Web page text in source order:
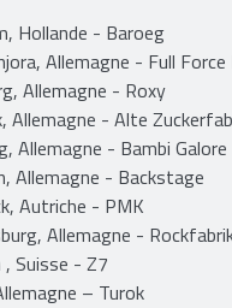
Hollande - Baroeg
Allemagne - Full
Allemagne - Roxy
Allemagne - Alte
Allemagne - Bambi Galore
Allemagne - Backstage
Autriche - PMK
Allemagne -
Suisse - Z7
– Turok